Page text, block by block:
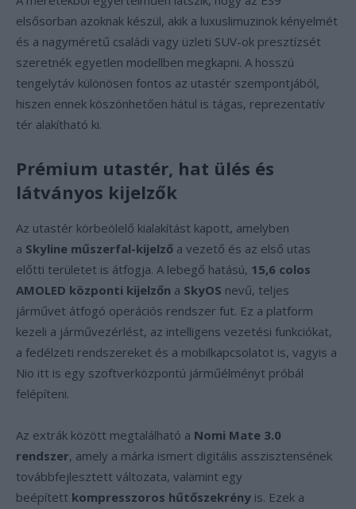
elsősorban azoknak készül, akik a luxuslimuzinok kényelmét
és a nagyméretű családi vagy üzleti SUV-ok presztízsét
szeretnék egyetlen modellben megkapni. A hosszú
tengelytáv különösen fontos az utastér szempontjából,
hiszen ennek köszönhetően hátul is tágas, reprezentatív
tér alakítható ki.
Prémium utastér, hat ülés és
látványos kijelzők
Az utastér körbeölelő kialakítást kapott, amelyben
a Skyline műszerfal-kijelző a vezető és az első utas
előtti területet is átfogja. A lebegő hatású, 15,6 colos
AMOLED központi kijelzőn a SkyOS nevű, teljes
járművet átfogó operációs rendszer fut. Ez a platform
kezeli a járművezérlést, az intelligens vezetési funkciókat,
a fedélzeti rendszereket és a mobilkapcsolatot is, vagyis a
Nio itt is egy szoftverközpontú járműélményt próbál
felépíteni.
Az extrák között megtalálható a Nomi Mate 3.0
rendszer, amely a márka ismert digitális asszisztensének
továbbfejlesztett változata, valamint egy
beépített kompresszoros hűtőszekrény is. Ezek a